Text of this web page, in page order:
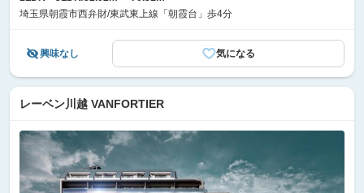
埼玉県朝霞市西弁財/東武東上線「朝霞台」歩4分
興味なし 気になる
レーベン川越 VANFORTIER